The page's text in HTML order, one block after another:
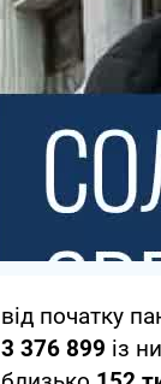
від початку
3 376 899 із